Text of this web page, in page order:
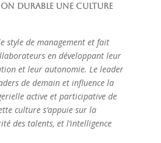
durable une culture
style de management et fait
en développant leur
et leur autonomie. Le leader
de demain et influence la
active et participative de
culture s’appuie sur la
des talents, et l’intelligence